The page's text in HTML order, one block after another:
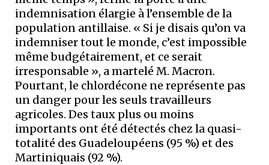
indemnisation élargie à l’ensemble de la
population antillaise. « Si je disais qu’on va
indemniser tout le monde, c’est impossible
même budgétairement, et ce serait
irresponsable », a martelé M. Macron.
Pourtant, le chlordécone ne représente pas
un danger pour les seuls travailleurs
agricoles. Des taux plus ou moins
importants ont été détectés chez la quasi-
totalité des Guadeloupéens (95 %) et des
Martiniquais (92 %).